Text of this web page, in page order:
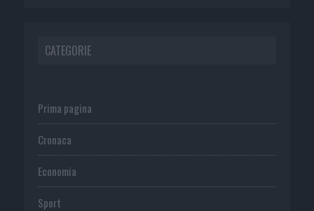
CATEGORIE
Prima pagina
Cronaca
Economia
Sport